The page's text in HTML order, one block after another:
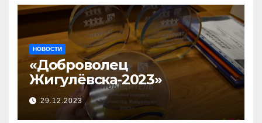
НОВОСТИ
«Доброволец
Жигулёвска-2023»
29.12.2023